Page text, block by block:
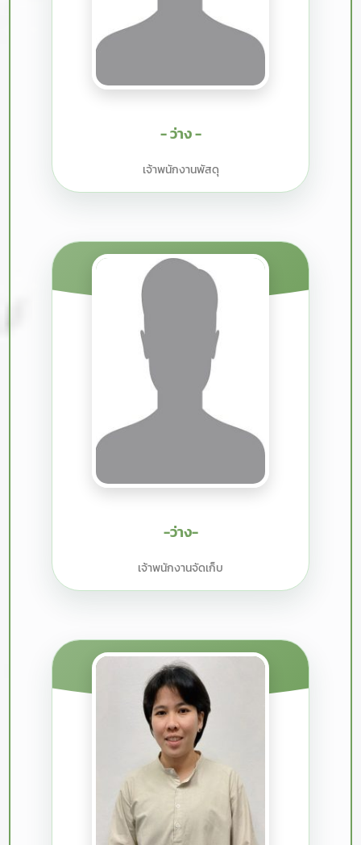
- ว่าง -
เจ้าพนักงานพัสดุ
-ว่าง-
เจ้าพนักงานจัดเก็บ